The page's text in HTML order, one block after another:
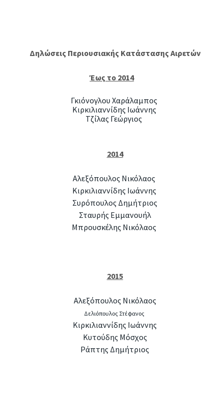
Δηλώσεις Περιουσιακής Κατάστασης Αιρετών
Έως το 2014
Γκιόνογλου Χαράλαμπος
Κιρκιλιαννίδης Ιωάννης
Τζίλας Γεώργιος
2014
Αλεξόπουλος Νικόλαος
Κιρκιλιαννίδης Ιωάννης
Συρόπουλος Δημήτριος
Σταυρής Εμμανουήλ
Μπρουσκέλης Νικόλαος
2015
Αλεξόπουλος Νικόλαος
Δελιόπουλος Στέφανος
Κιρκιλιαννίδης Ιωάννης
Κυτούδης Μόσχος
Ράπτης Δημήτριος